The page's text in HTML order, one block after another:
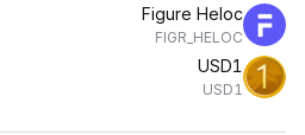
Figure Heloc
FIGR_HELOC
USD1
USD1